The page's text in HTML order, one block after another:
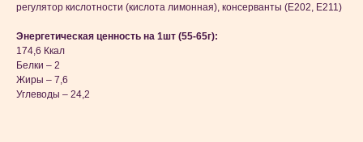
регулятор кислотности (кислота лимонная), консерванты (Е202, Е211)
Энергетическая ценность на 1шт (55-65г):
174,6 Ккал
Белки – 2
Жиры – 7,6
Углеводы – 24,2